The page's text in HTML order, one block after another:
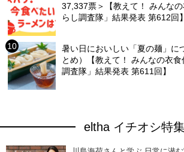
37,337票＞【教えて！ みんな
らし調査隊」結果発表 第612回】
暑い日においしい「夏の麺」に
とめ）【教えて！ みんなの衣
調査隊」結果発表 第611回】
eltha イチオシ特集